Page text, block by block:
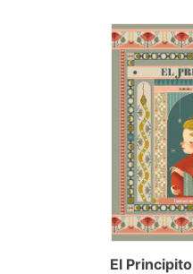
El Principito